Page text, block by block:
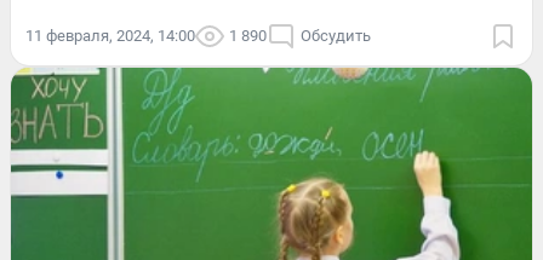
11 февраля, 2024, 14:00 1 890 Обсудить